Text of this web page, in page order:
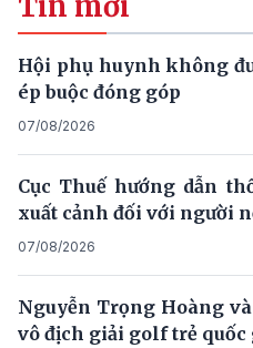
Hội phụ huynh không
ép buộc đóng góp
07/08/2026
Cục Thuế hướng dẫn
xuất cảnh đối với người
07/08/2026
Nguyễn Trọng Hoàng
vô địch giải golf trẻ quốc